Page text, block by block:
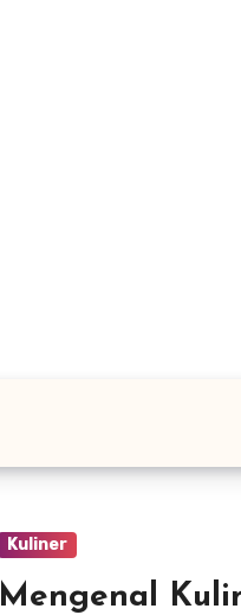
Kuliner
Mengenal